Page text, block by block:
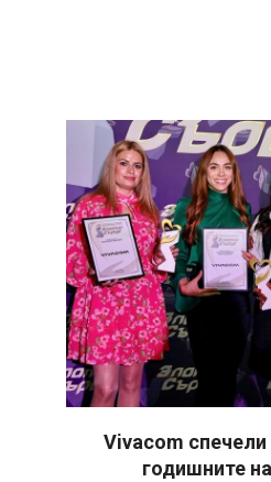
Vivacom спечели
годишните